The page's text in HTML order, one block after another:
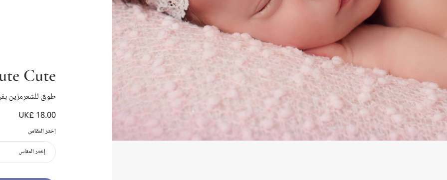
Cute
طوق للشعرمزين
UK£ 18.00
إختر المقاس
إختر المقاس